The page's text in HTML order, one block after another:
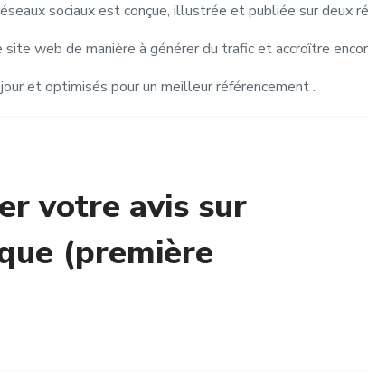
sociaux est conçue, illustrée et publiée sur deux
site web de manière à générer du trafic et accroître
et optimisés pour un meilleur référencement .
votre avis sur
(première